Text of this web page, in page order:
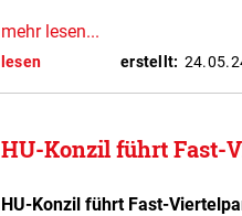
mehr lesen...
lesen erstellt:
HU-Konzil führt Fast-
HU-Konzil führt Fast-